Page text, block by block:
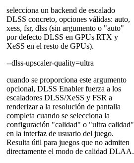
selecciona un backend de escalado
DLSS concreto, opciones válidas: auto,
xess, fsr, dlss (sin argumento o "auto"
por defecto DLSS en GPUs RTX y
XeSS en el resto de GPUs).
--dlss-upscaler-quality=ultra
cuando se proporciona este argumento
opcional, DLSS Enabler fuerza a los
escaladores DLSS/XeSS y FSR a
renderizar a la resolución de pantalla
completa cuando se selecciona la
configuración "calidad" o "ultra calidad"
en la interfaz de usuario del juego.
Resulta útil para juegos que no admiten
directamente el modo de calidad DLAA.